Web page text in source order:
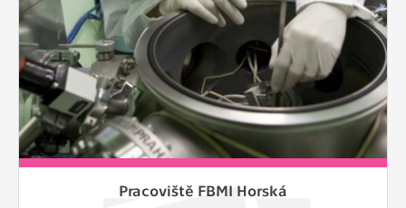
Pracoviště FBMI Horská